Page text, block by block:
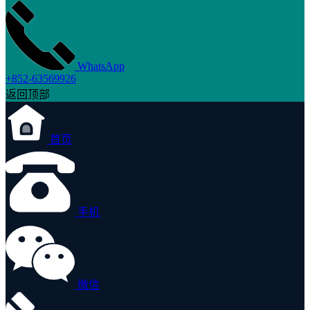
WhatsApp
+852-63569926
返回顶部
首页
手机
微信